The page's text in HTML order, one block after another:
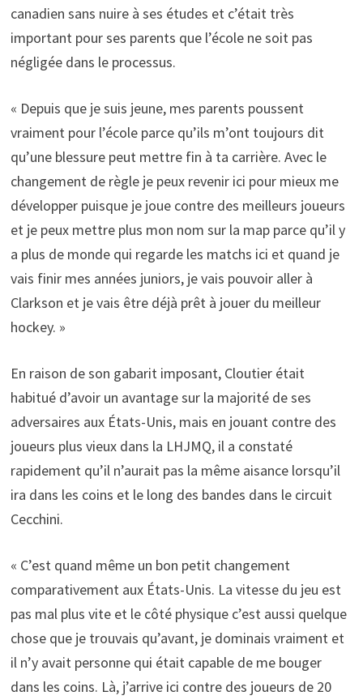
canadien sans nuire à ses études et c’était très
important pour ses parents que l’école ne soit pas
négligée dans le processus.
« Depuis que je suis jeune, mes parents poussent
vraiment pour l’école parce qu’ils m’ont toujours dit
qu’une blessure peut mettre fin à ta carrière. Avec le
changement de règle je peux revenir ici pour mieux me
développer puisque je joue contre des meilleurs joueurs
et je peux mettre plus mon nom sur la map parce qu’il y
a plus de monde qui regarde les matchs ici et quand je
vais finir mes années juniors, je vais pouvoir aller à
Clarkson et je vais être déjà prêt à jouer du meilleur
hockey. »
En raison de son gabarit imposant, Cloutier était
habitué d’avoir un avantage sur la majorité de ses
adversaires aux États-Unis, mais en jouant contre des
joueurs plus vieux dans la LHJMQ, il a constaté
rapidement qu’il n’aurait pas la même aisance lorsqu’il
ira dans les coins et le long des bandes dans le circuit
Cecchini.
« C’est quand même un bon petit changement
comparativement aux États-Unis. La vitesse du jeu est
pas mal plus vite et le côté physique c’est aussi quelque
chose que je trouvais qu’avant, je dominais vraiment et
il n’y avait personne qui était capable de me bouger
dans les coins. Là, j’arrive ici contre des joueurs de 20